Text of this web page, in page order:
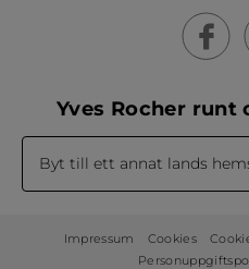
Yves Rocher
Byt till ett annat lands
Impressum Cookies